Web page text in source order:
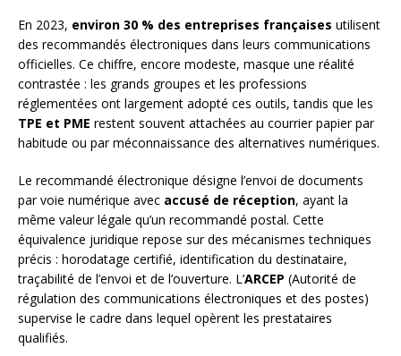
En 2023, environ 30 % des entreprises françaises utilisent
des recommandés électroniques dans leurs communications
officielles. Ce chiffre, encore modeste, masque une réalité
contrastée : les grands groupes et les professions
réglementées ont largement adopté ces outils, tandis que les
TPE et PME restent souvent attachées au courrier papier par
habitude ou par méconnaissance des alternatives numériques.
Le recommandé électronique désigne l’envoi de documents
par voie numérique avec accusé de réception, ayant la
même valeur légale qu’un recommandé postal. Cette
équivalence juridique repose sur des mécanismes techniques
précis : horodatage certifié, identification du destinataire,
traçabilité de l’envoi et de l’ouverture. L’ARCEP (Autorité de
régulation des communications électroniques et des postes)
supervise le cadre dans lequel opèrent les prestataires
qualifiés.